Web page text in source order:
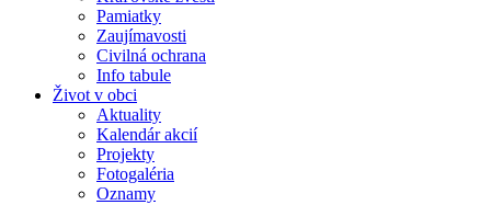
Pamiatky
Zaujímavosti
Civilná ochrana
Info tabule
Život v obci
Aktuality
Kalendár akcií
Projekty
Fotogaléria
Oznamy